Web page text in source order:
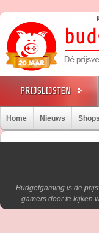
Home Nieuws
Budgetgaming is de
gamers door te kijken